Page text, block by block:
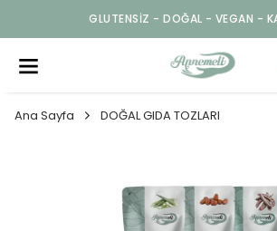
GLUTENSİZ - DOĞAL - VEGAN -
Ana Sayfa DOĞAL GIDA TOZLARI